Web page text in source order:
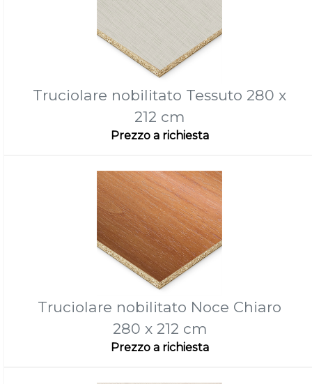
Truciolare nobilitato Tessuto 280 x
212 cm
Prezzo a richiesta
Truciolare nobilitato Noce Chiaro
280 x 212 cm
Prezzo a richiesta